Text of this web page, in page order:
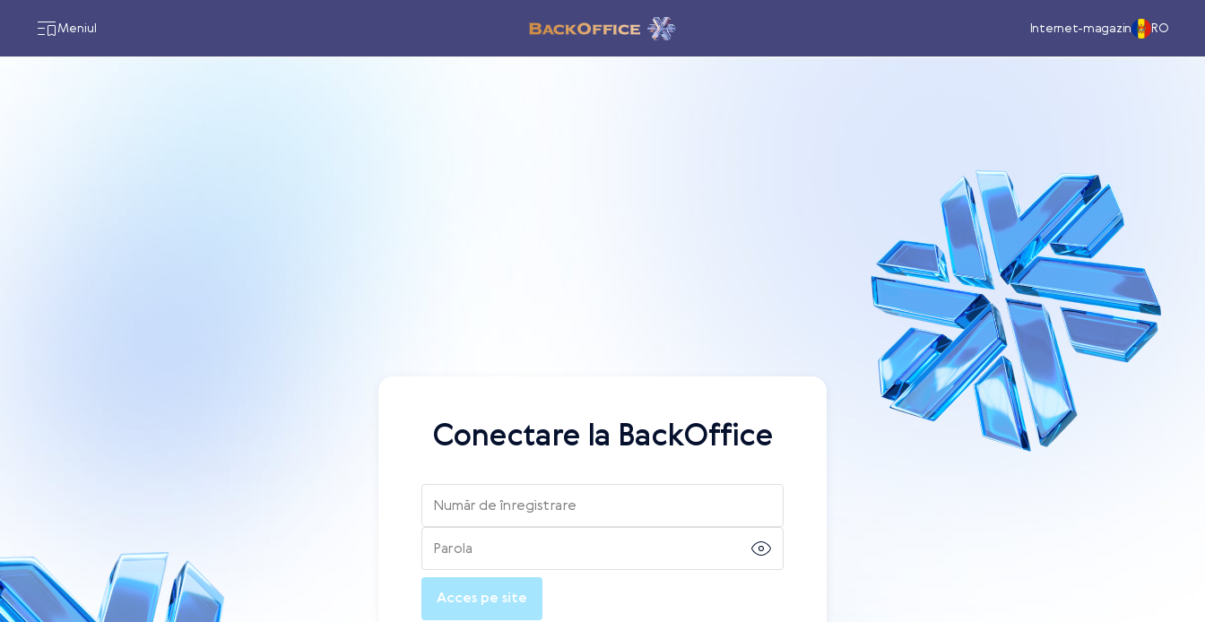
Meniul Internet-magazin RO
Conectare la BackOffice
Număr de înregistrare
Parola
Acces pe site